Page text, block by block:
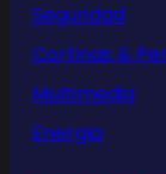
Seguridad
Cortinas &
Multimedia
Energia